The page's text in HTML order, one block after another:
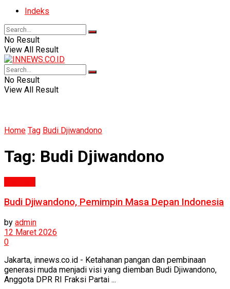
Indeks
No Result
View All Result
No Result
View All Result
Home Tag Budi Djiwandono
Tag: Budi Djiwandono
Budi Djiwandono, Pemimpin Masa Depan Indonesia
by admin
12 Maret 2026
0
Jakarta, innews.co.id - Ketahanan pangan dan pembinaan
generasi muda menjadi visi yang diemban Budi Djiwandono,
Anggota DPR RI Fraksi Partai ...